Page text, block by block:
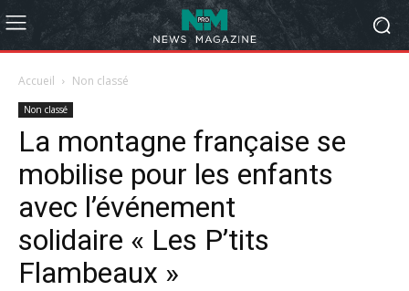
Accueil Non classé
Non classé
La montagne française se
mobilise pour les enfants
avec l’événement
solidaire « Les P’tits
Flambeaux »